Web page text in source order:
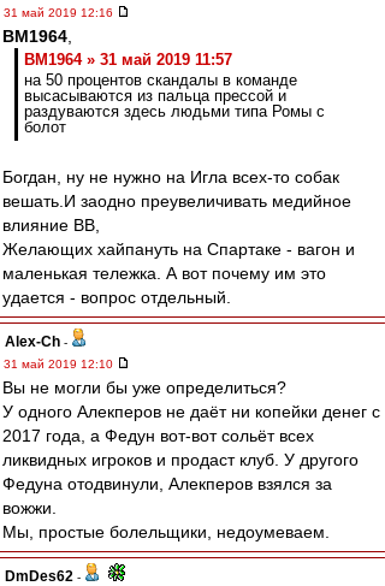
31 май 2019 12:16
BM1964
BM1964 » 31 май 2019 11:57
на 50 процентов скандалы в команде
высасываются из пальца прессой и
раздуваются здесь людьми типа Ромы с
болот
Богдан, ну не нужно на Игла всех-то собак
вешать.И заодно преувеличивать медийное
влияние ВВ,
Желающих хайпануть на Спартаке - вагон и
маленькая тележка. А вот почему им это
удается - вопрос отдельный.
Alex-Ch -
31 май 2019 12:10
Вы не могли бы уже определиться?
У одного Алекперов не даёт ни копейки денег с
2017 года, а Федун вот-вот сольёт всех
ликвидных игроков и продаст клуб. У другого
Федуна отодвинули, Алекперов взялся за
вожжи.
Мы, простые болельщики, недоумеваем.
DmDes62 -